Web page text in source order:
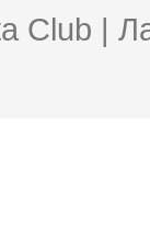
Club |